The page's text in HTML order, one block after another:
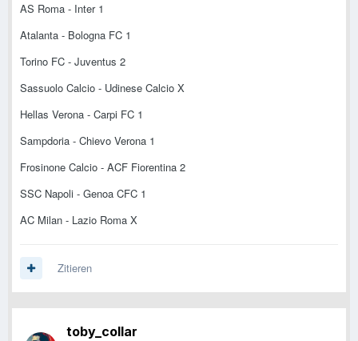
AS Roma - Inter 1
Atalanta - Bologna FC 1
Torino FC - Juventus 2
Sassuolo Calcio - Udinese Calcio X
Hellas Verona - Carpi FC 1
Sampdoria - Chievo Verona 1
Frosinone Calcio - ACF Fiorentina 2
SSC Napoli - Genoa CFC 1
AC Milan - Lazio Roma X
Zitieren
toby_collar